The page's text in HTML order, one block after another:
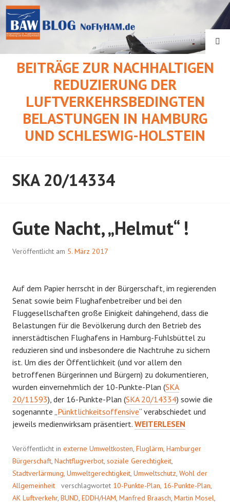
Springe
zum
Inhalt
BEITRÄGE ZUR NACHHALTIGEN
REDUZIERUNG DER
LUFTVERKEHRSBEDINGTEN
BELASTUNGEN IN HAMBURG
UND SCHLESWIG-HOLSTEIN
SKA 20/14334
Gute Nacht, „Helmut“ !
Veröffentlicht am 5. März 2017
Auf dem Papier herrscht in der Bürgerschaft, im regierenden
Senat sowie beim Flughafenbetreiber und bei den
Fluggesellschaften große Einigkeit dahingehend, dass die
Belastungen für die Bevölkerung durch den Betrieb des
innerstädtischen Flughafens in Hamburg-Fuhlsbüttel zu
reduzieren sind und insbesondere die Nachtruhe zu sichern
ist. Um dies der Öffentlichkeit (und vor allem den
betroffenen Bürgerinnen und Bürgern) zu dokumentieren,
wurden einvernehmlich der 10-Punkte-Plan (SKA
20/11593), der 16-Punkte-Plan (SKA 20/14334) sowie die
sogenannte „ Pünktlichkeitsoffensive“ verabschiedet und
jeweils medienwirksam präsentiert. GUTE
„HELMUT“
!
WEITERLESEN
Veröffentlicht in externe Umweltkosten Fluglärm Hamburger
Bürgerschaft Nachtflugverbot soziale Gerechtigkeit
Stadtverlärmung Umweltgerechtigkeit Umweltschutz Wohl der
Allgemeinheit
verschlagwortet 10-Punkte-Plan 16-Punkte-Plan
AK Luftverkehr, BUND EDDH/HAM Manfred Braasch Martin Mosel